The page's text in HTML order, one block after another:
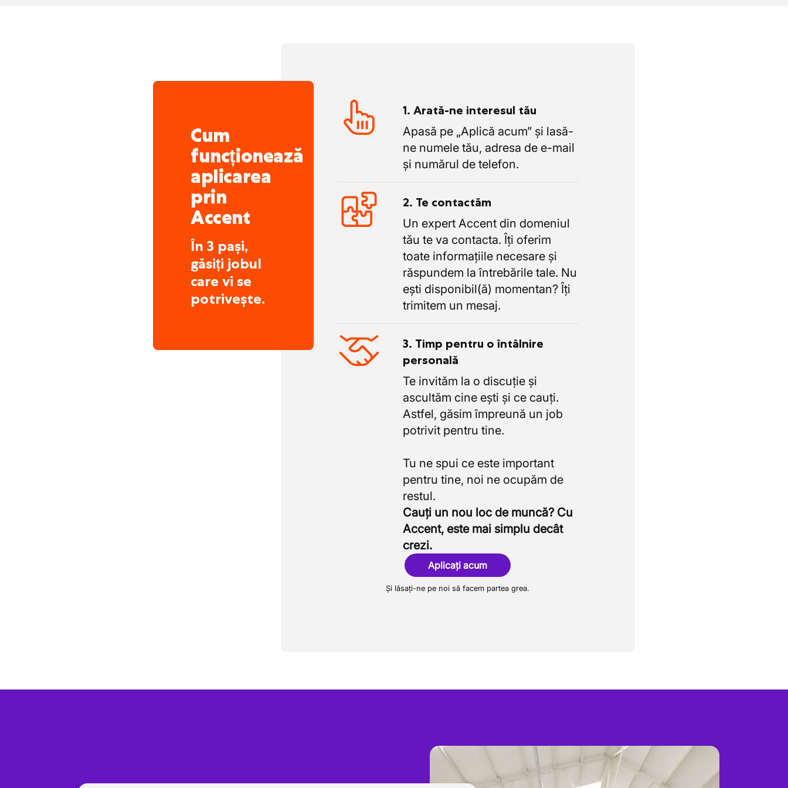
Cum
funcționează
aplicarea
prin
Accent
În 3 pași,
găsiți jobul
care vi se
potrivește.
1. Arată-ne interesul tău
Apasă pe „Aplică acum” și lasă-
ne numele tău, adresa de e-mail
și numărul de telefon.
2. Te contactăm
Un expert Accent din domeniul
tău te va contacta. Îți oferim
toate informațiile necesare și
răspundem la întrebările tale. Nu
ești disponibil(ă) momentan? Îți
trimitem un mesaj.
3. Timp pentru o întâlnire
personală
Te invităm la o discuție și
ascultăm cine ești și ce cauți.
Astfel, găsim împreună un job
potrivit pentru tine.
Tu ne spui ce este important
pentru tine, noi ne ocupăm de
Cauți un nou loc de muncă? Cu
Accent, este mai simplu decât
crezi.
Aplicați acum
Și lăsați-ne pe noi să facem partea grea.